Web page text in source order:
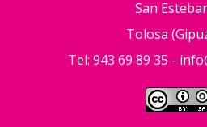
San
Tolosa
Tel: 943 69 89 35 -